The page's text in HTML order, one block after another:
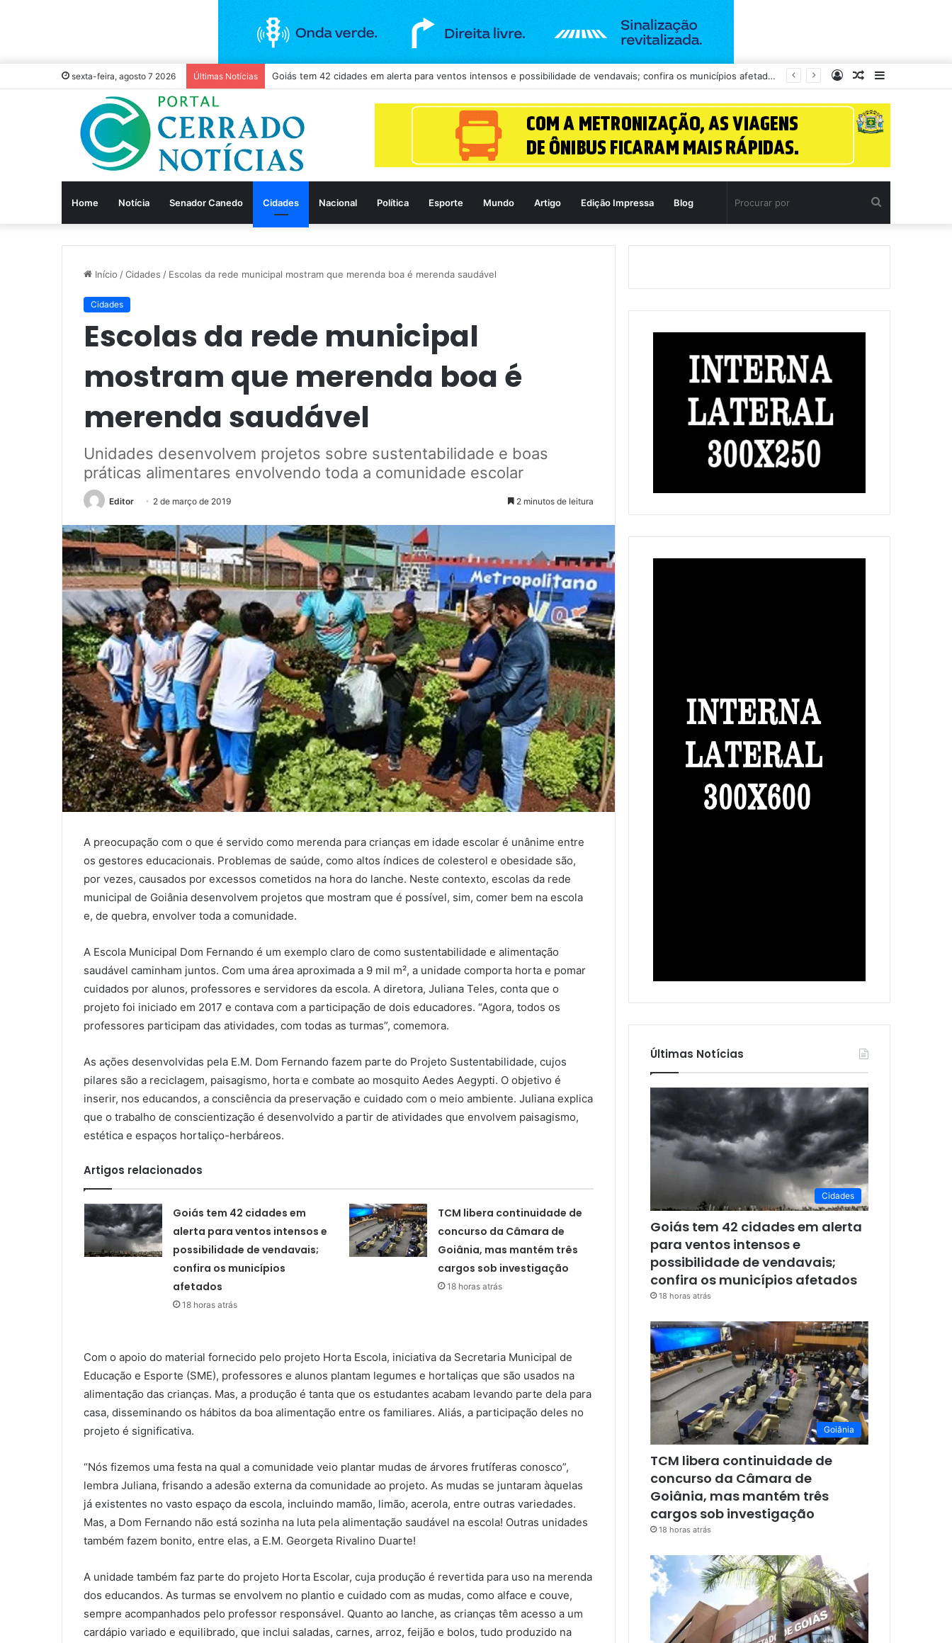
sexta-feira, agosto 7 2026 Últimas Notícias TCM libera continuidade de concurso da Câmara de Goiânia, mas mantém três cargos sob investigação
Barra
Lateral
Artigo
aleatório
Entrar
Home Notícia Senador Canedo Cidades Nacional Política Esporte Mundo Artigo Edição Impressa Blog
por
Início /Cidades / Escolas da rede municipal mostram que merenda boa é merenda saudável
Cidades
Escolas da rede municipal
mostram que merenda boa é
merenda saudável
Unidades desenvolvem projetos sobre sustentabilidade e boas
práticas alimentares envolvendo toda a comunidade escolar
Editor 2 de março de 2019 2 minutos de leitura
A preocupação com o que é servido como merenda para crianças em idade escolar é unânime entre
os gestores educacionais. Problemas de saúde, como altos índices de colesterol e obesidade são,
por vezes, causados por excessos cometidos na hora do lanche. Neste contexto, escolas da rede
municipal de Goiânia desenvolvem projetos que mostram que é possível, sim, comer bem na escola
e, de quebra, envolver toda a comunidade.
A Escola Municipal Dom Fernando é um exemplo claro de como sustentabilidade e alimentação
saudável caminham juntos. Com uma área aproximada a 9 mil m², a unidade comporta horta e pomar
cuidados por alunos, professores e servidores da escola. A diretora, Juliana Teles, conta que o
projeto foi iniciado em 2017 e contava com a participação de dois educadores. “Agora, todos os
professores participam das atividades, com todas as turmas”, comemora.
As ações desenvolvidas pela E.M. Dom Fernando fazem parte do Projeto Sustentabilidade, cujos
pilares são a reciclagem, paisagismo, horta e combate ao mosquito Aedes Aegypti. O objetivo é
inserir, nos educandos, a consciência da preservação e cuidado com o meio ambiente. Juliana explica
que o trabalho de conscientização é desenvolvido a partir de atividades que envolvem paisagismo,
estética e espaços hortaliço-herbáreos.
Artigos relacionados
Goiás tem 42 cidades em
alerta para ventos intensos e
possibilidade de vendavais;
confira os municípios
afetados
18 horas atrás
TCM libera continuidade de
concurso da Câmara de
Goiânia, mas mantém três
cargos sob investigação
18 horas atrás
Com o apoio do material fornecido pelo projeto Horta Escola, iniciativa da Secretaria Municipal de
Educação e Esporte (SME), professores e alunos plantam legumes e hortaliças que são usados na
alimentação das crianças. Mas, a produção é tanta que os estudantes acabam levando parte dela para
casa, disseminando os hábitos da boa alimentação entre os familiares. Aliás, a participação deles no
projeto é significativa.
“Nós fizemos uma festa na qual a comunidade veio plantar mudas de árvores frutíferas conosco”,
lembra Juliana, frisando a adesão externa da comunidade ao projeto. As mudas se juntaram àquelas
já existentes no vasto espaço da escola, incluindo mamão, limão, acerola, entre outras variedades.
Mas, a Dom Fernando não está sozinha na luta pela alimentação saudável na escola! Outras unidades
também fazem bonito, entre elas, a E.M. Georgeta Rivalino Duarte!
A unidade também faz parte do projeto Horta Escolar, cuja produção é revertida para uso na merenda
dos educandos. As turmas se envolvem no plantio e cuidado com as mudas, como alface e couve,
sempre acompanhados pelo professor responsável. Quanto ao lanche, as crianças têm acesso a um
cardápio variado e equilibrado, que inclui saladas, carnes, arroz, feijão e bolos, tudo produzido na
Últimas Notícias
Cidades
Goiás tem 42 cidades em alerta
para ventos intensos e
possibilidade de vendavais;
confira os municípios afetados
18 horas atrás
Goiânia
TCM libera continuidade de
concurso da Câmara de
Goiânia, mas mantém três
cargos sob investigação
18 horas atrás